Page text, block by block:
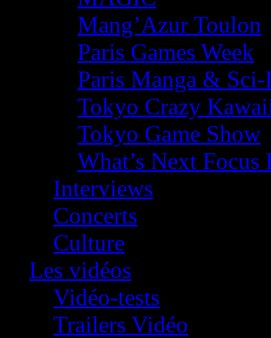
Mang’Azur Toulon
Paris Games Week
Paris Manga &
Tokyo Crazy
Tokyo Game Show
What’s Next
Interviews
Concerts
Culture
Les vidéos
Vidéo-tests
Trailers Vidéo